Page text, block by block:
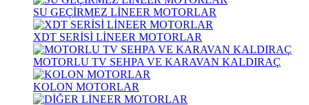
SU GEÇİRMEZ LİNEER MOTORLAR
XDT SERİSİ LİNEER MOTORLAR
MOTORLU TV SEHPA VE KARAVAN KALDIRAÇ
KOLON MOTORLAR